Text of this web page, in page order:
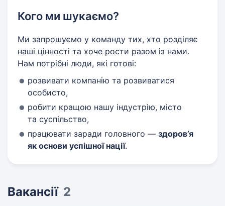
Кого ми шукаємо?
Ми запрошуємо у команду тих, хто розділяє
наші цінності та хоче рости разом із нами.
Нам потрібні люди, які готові:
розвивати компанію та розвиватися
особисто,
робити кращою нашу індустрію, місто
та суспільство,
працювати заради головного — здоров’я
як основи успішної нації.
Вакансії 2